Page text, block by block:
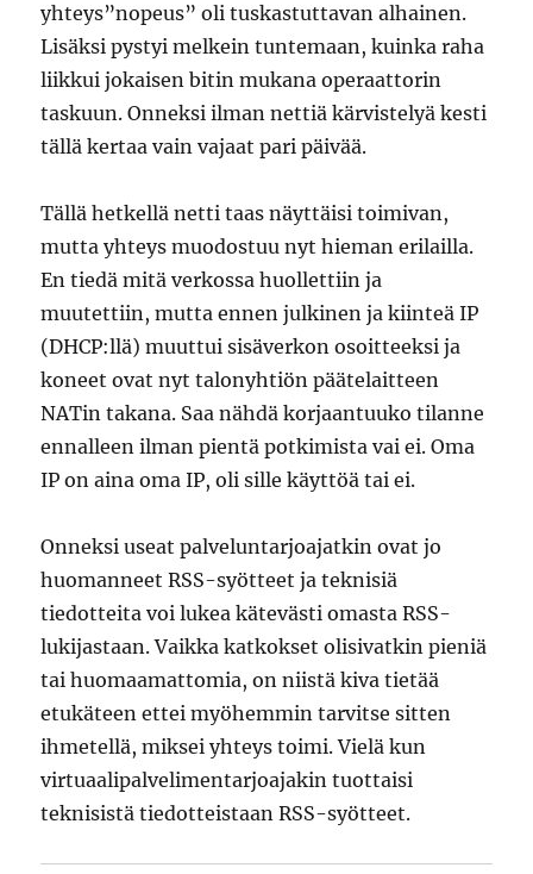
yhteys”nopeus” oli tuskastuttavan alhainen.
Lisäksi pystyi melkein tuntemaan, kuinka raha
liikkui jokaisen bitin mukana operaattorin
taskuun. Onneksi ilman nettiä kärvistelyä kesti
tällä kertaa vain vajaat pari päivää.
Tällä hetkellä netti taas näyttäisi toimivan,
mutta yhteys muodostuu nyt hieman erilailla.
En tiedä mitä verkossa huollettiin ja
muutettiin, mutta ennen julkinen ja kiinteä IP
(DHCP:llä) muuttui sisäverkon osoitteeksi ja
koneet ovat nyt talonyhtiön päätelaitteen
NATin takana. Saa nähdä korjaantuuko tilanne
ennalleen ilman pientä potkimista vai ei. Oma
IP on aina oma IP, oli sille käyttöä tai ei.
Onneksi useat palveluntarjoajatkin ovat jo
huomanneet RSS-syötteet ja teknisiä
tiedotteita voi lukea kätevästi omasta RSS-
lukijastaan. Vaikka katkokset olisivatkin pieniä
tai huomaamattomia, on niistä kiva tietää
etukäteen ettei myöhemmin tarvitse sitten
ihmetellä, miksei yhteys toimi. Vielä kun
virtuaalipalvelimentarjoajakin tuottaisi
teknisistä tiedotteistaan RSS-syötteet.